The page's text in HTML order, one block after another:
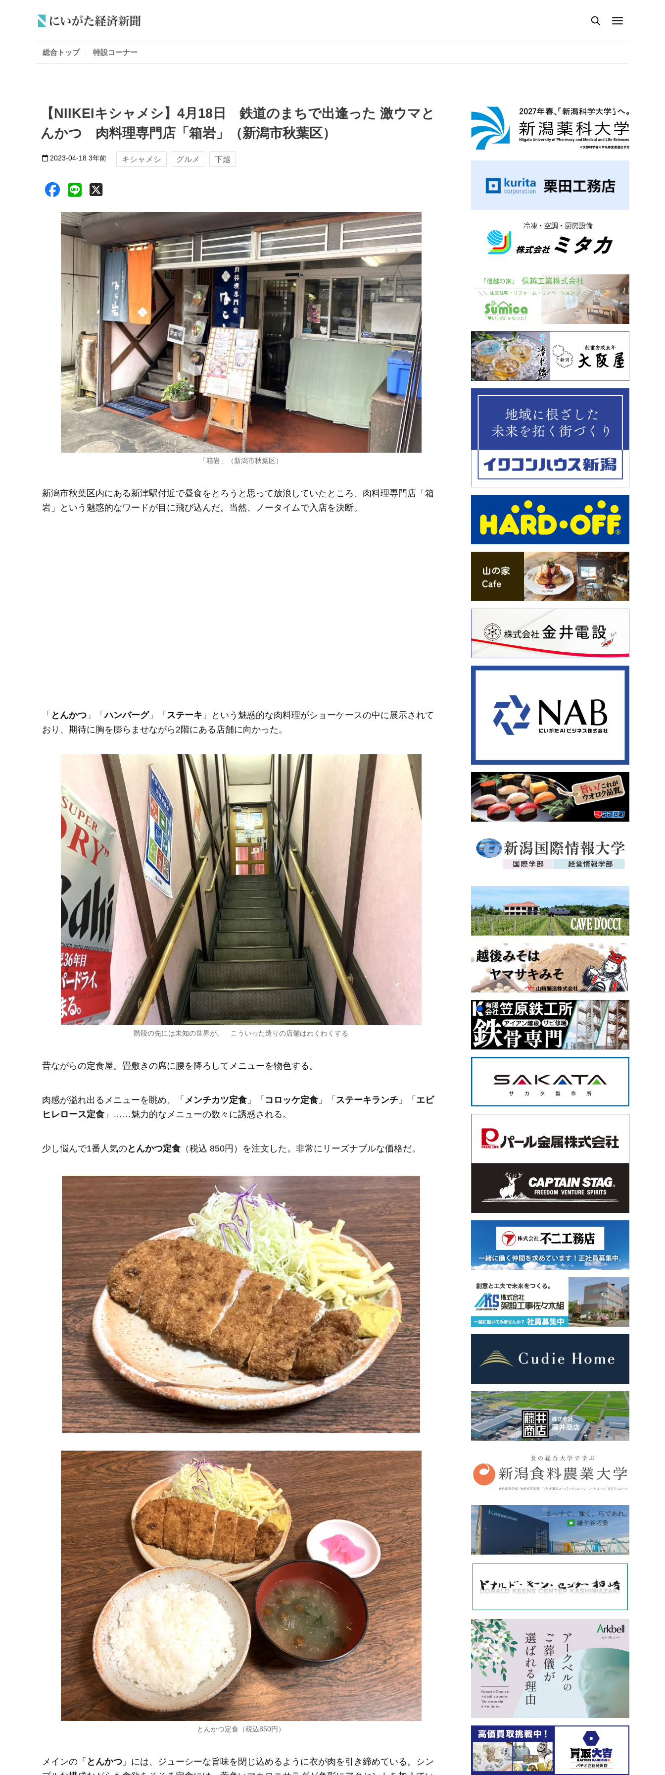
総合トップ 特設コーナー
【NIIKEIキシャメシ】4月18日 鉄道のまちで出逢った 激ウマと
んかつ 肉料理専門店「箱岩」（新潟市秋葉区）
2023-04-18 3年前 キシャメシ グルメ 下越
「箱岩」（新潟市秋葉区）
新潟市秋葉区内にある新津駅付近で昼食をとろうと思って放浪していたところ、肉料理専門店「箱
岩」という魅惑的なワードが目に飛び込んだ。当然、ノータイムで入店を決断。
「 とんかつ 」「ハンバーグ」「 ステーキ 」という魅惑的な肉料理がショーケースの中に展示されて
おり、期待に胸を膨らませながら2階にある店舗に向かった。
階段の先には未知の世界が。 こういった造りの店舗はわくわくする
昔ながらの定食屋。畳敷きの席に腰を降ろしてメニューを物色する。
肉感が溢れ出るメニューを眺め、「 メンチカツ定食 」「 コロッケ定食 」「 ステーキランチ 」「 エビ
ヒレロース定食 」……魅力的なメニューの数々に誘惑される。
少し悩んで1番人気のとんかつ定食 （税込 850円）を注文した。非常にリーズナブルな価格だ。
とんかつ定食（税込850円）
メインの「 とんかつ 」には、ジューシーな旨味を閉じ込めるように衣が肉を引き締めている。シン